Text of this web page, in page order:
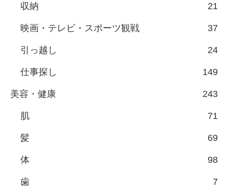
収納 21
映画・テレビ・スポーツ観戦 37
引っ越し 24
仕事探し 149
美容・健康 243
肌 71
髪 69
体 98
歯 7